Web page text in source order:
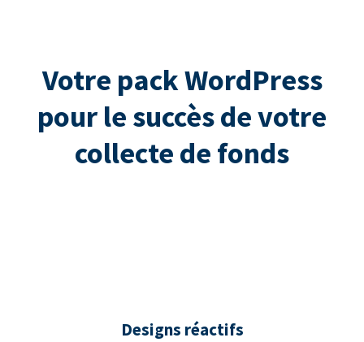
Votre pack WordPress
pour le succès de votre
collecte de fonds
Designs réactifs